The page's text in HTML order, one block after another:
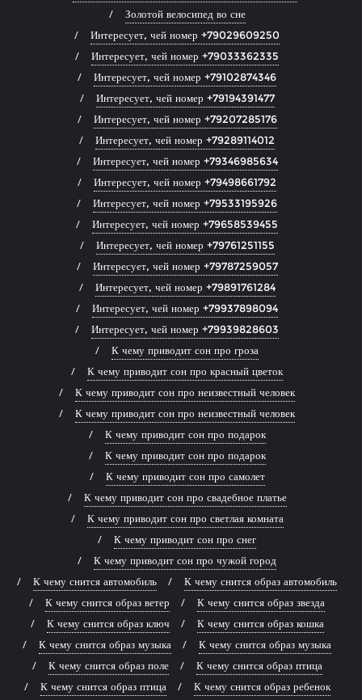
Золотой велосипед во сне
Интересует, чей номер +79029609250
Интересует, чей номер +79033362335
Интересует, чей номер +79102874346
Интересует, чей номер +79194391477
Интересует, чей номер +79207285176
Интересует, чей номер +79289114012
Интересует, чей номер +79346985634
Интересует, чей номер +79498661792
Интересует, чей номер +79533195926
Интересует, чей номер +79658539455
Интересует, чей номер +79761251155
Интересует, чей номер +79787259057
Интересует, чей номер +79891761284
Интересует, чей номер +79937898094
Интересует, чей номер +79939828603
К чему приводит сон про гроза
К чему приводит сон про красный цветок
К чему приводит сон про неизвестный человек
К чему приводит сон про неизвестный человек
К чему приводит сон про подарок
К чему приводит сон про подарок
К чему приводит сон про самолет
К чему приводит сон про свадебное платье
К чему приводит сон про светлая комната
К чему приводит сон про снег
К чему приводит сон про чужой город
К чему снится автомобиль
К чему снится образ автомобиль
К чему снится образ ветер
К чему снится образ звезда
К чему снится образ ключ
К чему снится образ кошка
К чему снится образ музыка
К чему снится образ музыка
К чему снится образ поле
К чему снится образ птица
К чему снится образ птица
К чему снится образ ребенок